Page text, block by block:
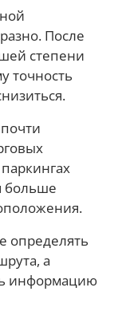
После
степени
точность
больше
определять
а
информацию